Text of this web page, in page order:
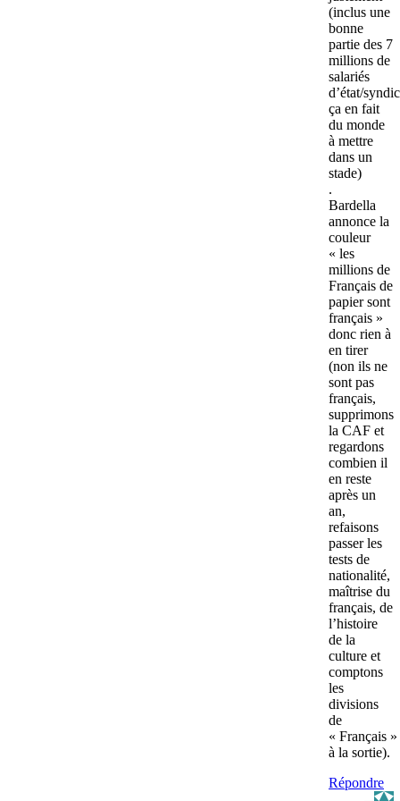
(inclus une
bonne
partie des 7
millions de
salariés
d’état/
ça en fait
du monde
à mettre
dans un
stade)
.
Bardella
annonce la
couleur
« les
millions de
Français de
papier sont
français »
donc rien à
en tirer
(non ils ne
sont pas
français,
supprimons
la CAF et
regardons
combien il
en reste
après un
an,
refaisons
passer les
tests de
nationalité,
maîtrise du
français, de
l’histoire
de la
culture et
comptons
les
divisions
de
« Français »
à la sortie).
Répondre